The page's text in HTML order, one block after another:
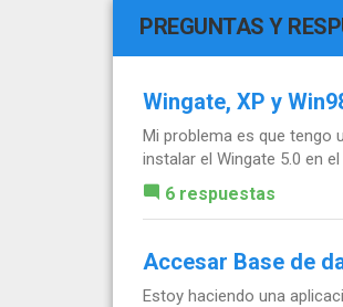
PREGUNTAS Y
Wingate, XP y
Mi problema es que tengo
instalar el Wingate 5.0 en
6 respuestas
Accesar Base de
Estoy haciendo una